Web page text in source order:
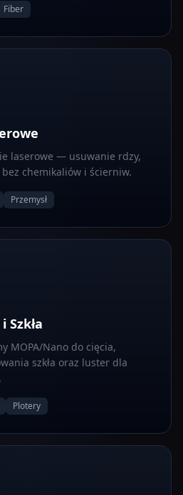
Fiber
laserowe — usuwanie rdzy,
chemikaliów i ścierniw.
Przemysł
Szkła
MOPA/Nano do cięcia,
szkła oraz luster dla
Plotery